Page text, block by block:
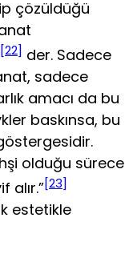
çözüldüğü
[22] der. Sadece
sadece
amacı da bu
baskınsa, bu
olduğu sürece
alır.”[23]
estetikle